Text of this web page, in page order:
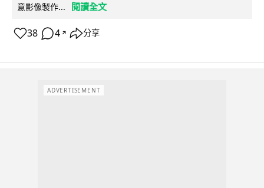
意影像製作...
閱讀全文
38 4 ↗ 分享
ADVERTISEMENT